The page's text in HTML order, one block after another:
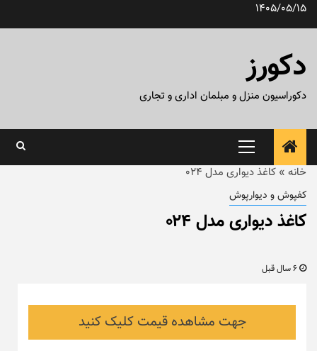
پرش1405/05/15
دکورز
دکوراسیون منزل و مبلمان اداری و تجاری
منوی
اصلی
خانه » کاغذ دیواری مدل ۰۲۴
کفپوش و دیوارپوش
کاغذ دیواری مدل ۰۲۴
جهت مشاهده قیمت کلیک کنید